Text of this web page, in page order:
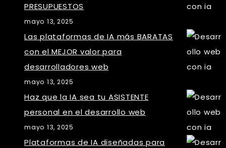
PRESUPUESTOS
mayo 13, 2025
Las plataformas de IA más BARATAS
con el MEJOR valor para
desarrolladores web
mayo 13, 2025
Haz que la IA sea tu ASISTENTE
personal en el desarrollo web
mayo 13, 2025
Plataformas de IA diseñadas para